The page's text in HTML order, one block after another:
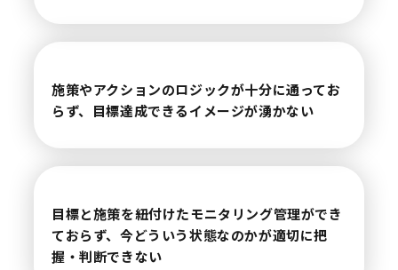
施策やアクションのロジックが十分に通ってお
らず、
目標達成できるイメージが湧かない
目標と施策を紐付けたモニタリング管理ができ
ておらず、 今どういう状態なのかが適切に把
握・判断できない